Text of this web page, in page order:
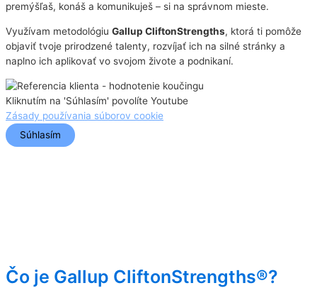
premýšľaš, konáš a komunikuješ – si na správnom mieste.
Využívam metodológiu Gallup CliftonStrengths, ktorá ti pomôže
objaviť tvoje prirodzené talenty, rozvíjať ich na silné stránky a
naplno ich aplikovať vo svojom živote a podnikaní.
Kliknutím na 'Súhlasím' povolíte Youtube
Zásady používania súborov cookie
Súhlasím
Čo je Gallup CliftonStrengths®?